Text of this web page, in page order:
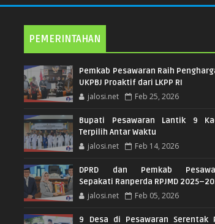
PEMERINTAHAN
Pemkab Pesawaran Raih
UKPBJ Proaktif dari LKPP RI
jalosi.net Feb 25, 2026
Bupati Pesawaran Lantik 9
Terpilih Antar Waktu
jalosi.net Feb 14, 2026
DPRD dan Pemkab
Sepakati Ranperda RPJMD
jalosi.net Feb 05, 2026
9 Desa di Pesawaran Serentak